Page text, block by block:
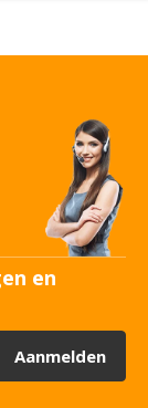
en
Aanmelden